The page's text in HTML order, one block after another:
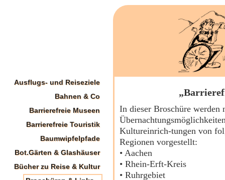
Ausflugs- und Reiseziele
Bahnen & Co
Barrierefreie Museen
Barrierefreie Touristik
Baumwipfelpfade
Bot.Gärten & Glashäuser
Bücher zu Reise & Kultur
In dieser Broschüre werden
Kultureinrich-tungen von
Regionen vorgestellt:
• Aachen
• Rhein-Erft-Kreis
• Ruhrgebiet